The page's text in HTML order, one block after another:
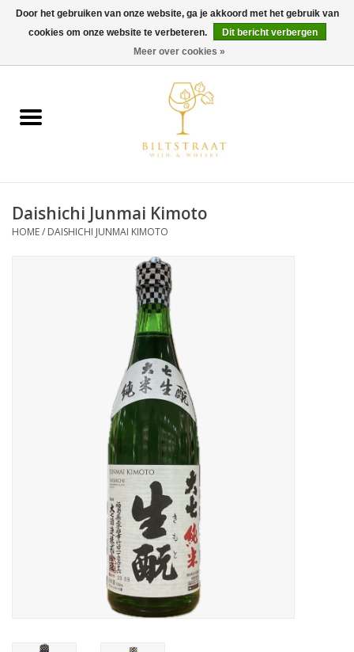
0 Artikelen - €0,00
Wijn
Gin & Tonic
Daishichi Junmai Kimoto
HOME/ DAISHICHI JUNMAI KIMOTO
Door het gebruiken van onze website, ga je akkoord met het gebruik van
cookies om onze website te verbeteren.
Dit bericht verbergen
Meer over cookies »